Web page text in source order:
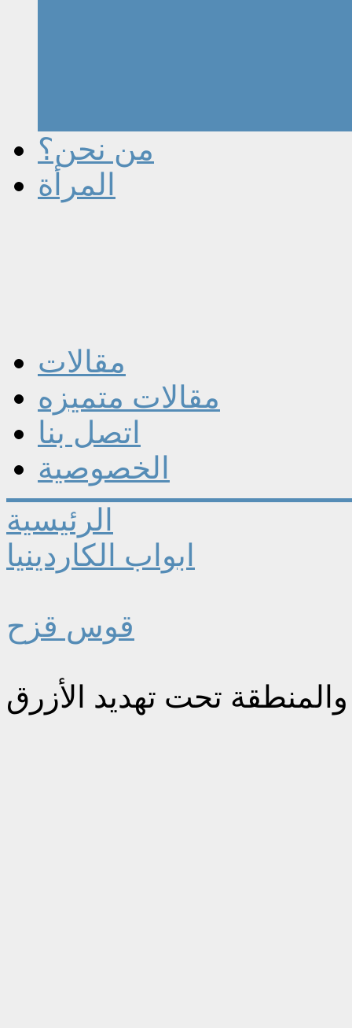
من نحن؟
المرأة
مقالات
مقالات متميزه
اتصل بنا
الخصوصية
الرئيسية
ابواب الكاردينيا
قوس قزح
تحت تهديد الأزرق